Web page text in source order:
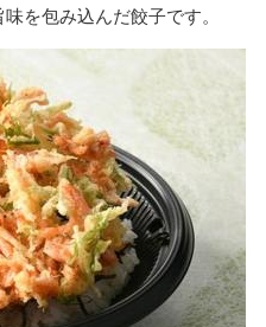
を包み込んだ餃子です。